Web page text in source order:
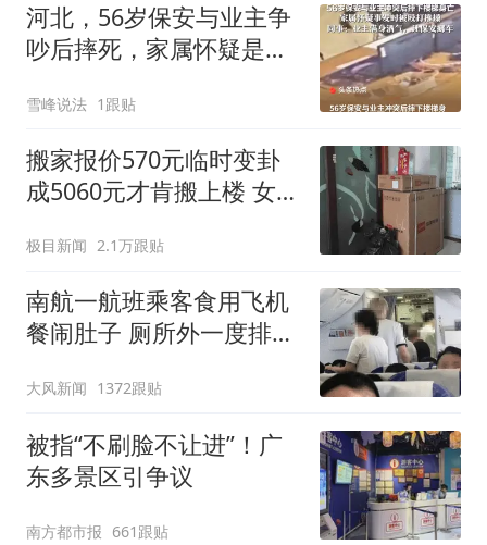
河北，56岁保安与业主争
吵后摔死，家属怀疑是被
雪峰说法 1跟贴
搬家报价570元临时变卦
成5060元才肯搬上楼 女子
极目新闻 2.1万跟贴
南航一航班乘客食用飞机
餐闹肚子 厕所外一度排长
大风新闻 1372跟贴
被指“不刷脸不让进”！广
东多景区引争议
南方都市报 661跟贴